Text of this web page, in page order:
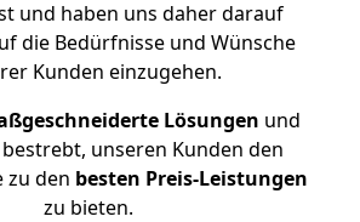
und haben uns daher darauf
die Bedürfnisse und Wünsche
Kunden einzugehen.
Lösungen und
unseren Kunden den
zu den besten Preis-Leistungen
zu bieten.